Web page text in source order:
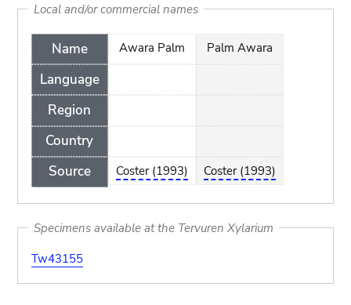
Local and/or commercial names
Name
Language
Region
Country
Source
Awara Palm
Coster (1993)
Palm Awara
Coster (1993)
Specimens available at the Tervuren Xylarium
Tw43155